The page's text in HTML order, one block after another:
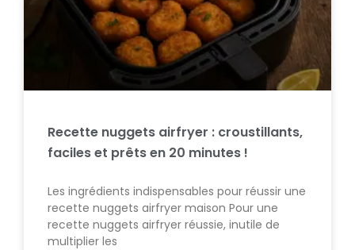
Recette nuggets airfryer : croustillants,
faciles et prêts en 20 minutes !
Les ingrédients indispensables pour réussir une
recette nuggets airfryer maison Pour une
recette nuggets airfryer réussie, inutile de
multiplier les